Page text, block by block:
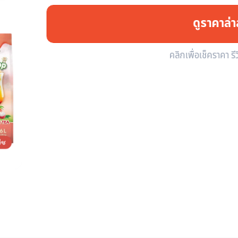
ดูราคา
คลิกเพื่อเช็คราคา